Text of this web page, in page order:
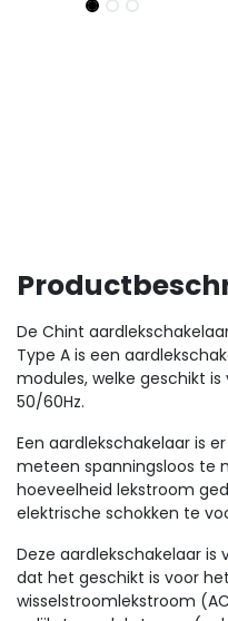
De Chint
Type A is een
modules, welke geschikt
50/60Hz.
Een aardlekschakelaar is
meteen spanningsloos te
hoeveelheid lekstroom
elektrische schokken te
Deze aardlekschakelaar
dat het geschikt is voor
wisselstroomlekstroom